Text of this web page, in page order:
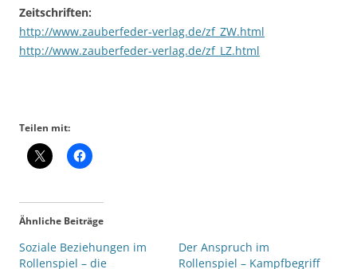
Zeitschriften:
http://www.zauberfeder-verlag.de/zf_ZW.html
http://www.zauberfeder-verlag.de/zf_LZ.html
Teilen mit:
Ähnliche Beiträge
Soziale Beziehungen im
Rollenspiel – die
Der Anspruch im
Rollenspiel – Kampfbegriff